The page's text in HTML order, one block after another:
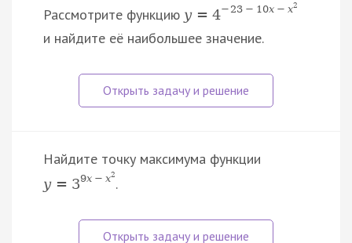
Рассмотрите функцию y = 4− 23 − 10x − x2
и найдите её наибольшее значение.
Найдите точку максимума функции
y = 39x − x2
.